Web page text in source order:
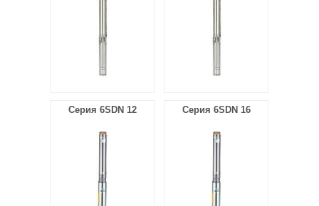
Серия 6SDN 12 Серия 6SDN 16